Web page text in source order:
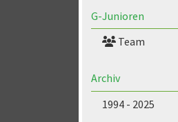
G-Junioren
Team
Archiv
1994 - 2025